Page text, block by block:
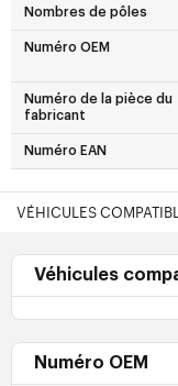
Nombres de pôles
Numéro OEM
Numéro de la pièce du
fabricant
Numéro EAN
VÉHICULES
Véhicules
Numéro OEM